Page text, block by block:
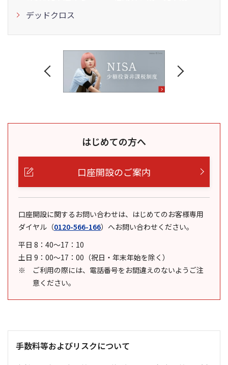
デッドクロス
はじめての方へ
口座開設のご案内
口座開設に関するお問い合わせは、はじめてのお客様専用
ダイヤル （0120-566-166） へお問い合わせください。
平日 8：40～17：10
土日 9：00～17：00（祝日・年末年始を除く）
ご利用の際には、電話番号をお間違えのないようご注
意ください。
手数料等およびリスクについて